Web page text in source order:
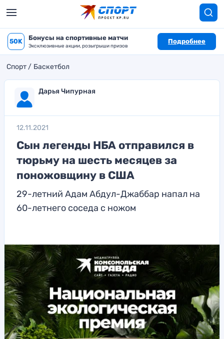
50K Бонусы на спортивные матчи
Эксклюзивные акции, розыгрыши призов
Подробнее
Спорт Баскетбол
Дарья Чипурная
12.11.2021
Сын легенды НБА отправился в
тюрьму на шесть месяцев за
поножовщину в США
29-летний Адам Абдул-Джаббар напал на
60-летнего соседа с ножом